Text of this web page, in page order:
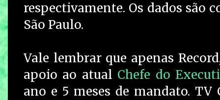
respectivamente. Os dados são
São Paulo.
Vale lembrar que apenas
apoio ao atual Chefe do
ano e 5 meses de mandato.